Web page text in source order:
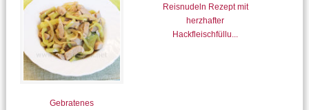
Gebratenes
Reisnudeln Rezept mit
herzhafter
Hackfleischfüllu...